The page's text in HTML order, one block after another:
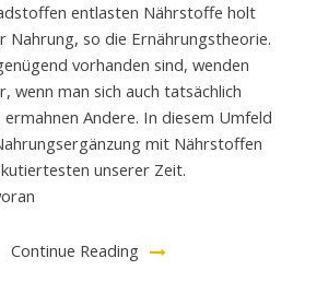
entlasten Nährstoffe holt
Nahrung, so die Ernährungstheorie.
vorhanden sind, wenden
wenn man sich auch tatsächlich
Andere. In diesem Umfeld
mit Nährstoffen
unserer Zeit.
Continue Reading